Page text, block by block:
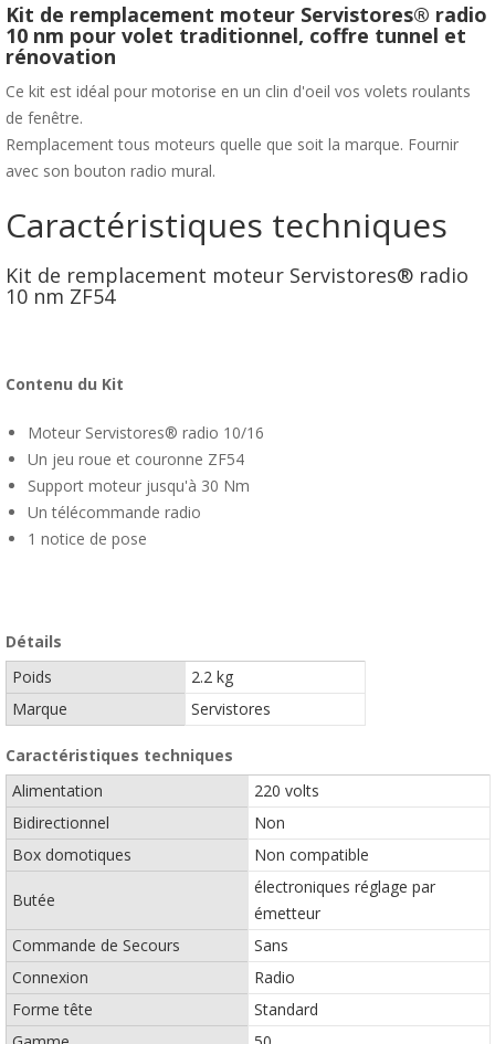
Kit de remplacement moteur Servistores® radio
10 nm pour volet traditionnel, coffre tunnel et
rénovation
Ce kit est idéal pour motorise en un clin d'oeil vos volets roulants
de fenêtre.
Remplacement tous moteurs quelle que soit la marque. Fournir
avec son bouton radio mural.
Caractéristiques techniques
Kit de remplacement moteur Servistores® radio
10 nm ZF54
Contenu du Kit
Moteur Servistores® radio 10/16
Un jeu roue et couronne ZF54
Support moteur jusqu'à 30 Nm
Un télécommande radio
1 notice de pose
Détails
Poids
2.2 kg
Marque
Servistores
Caractéristiques techniques
Alimentation
220 volts
Bidirectionnel
Non
Box domotiques
Non compatible
Butée
électroniques réglage par
émetteur
Commande de Secours
Sans
Connexion
Radio
Forme tête
Standard